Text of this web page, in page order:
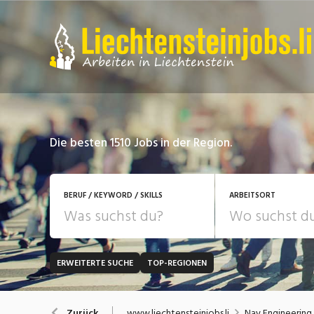
Die besten 1510 Jobs in der Region.
BERUF / KEYWORD / SKILLS ARBEITSORT
JOB-TYP
Festanstellung
Bank, Versicherung
ERWEITERTE SUCHE TOP-REGIONEN